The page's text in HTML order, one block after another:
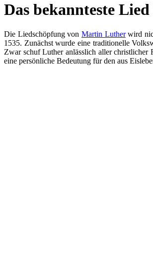
Das bekannteste
Die Liedschöpfung von Martin Lutherwird
1535. Zunächst wurde eine traditionelle
Zwar schuf Luther anlässlich aller christlicher
eine persönliche Bedeutung für den aus